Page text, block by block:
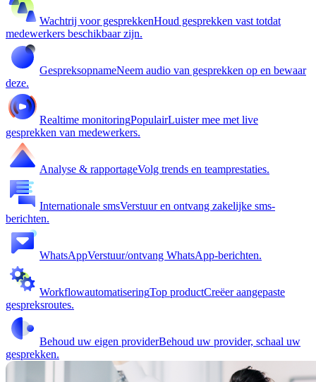
Wachtrij voor gesprekkenHoud gesprekken vast totdat
medewerkers beschikbaar zijn.
GespreksopnameNeem audio van gesprekken op en bewaar
deze.
Realtime monitoringPopulairLuister mee met live
gesprekken van medewerkers.
Analyse & rapportageVolg trends en teamprestaties.
Internationale smsVerstuur en ontvang zakelijke sms-
berichten.
WhatsAppVerstuur/ontvang WhatsApp-berichten.
WorkflowautomatiseringTop productCreëer aangepaste
gespreksroutes.
Behoud uw eigen providerBehoud uw provider, schaal uw
gesprekken.